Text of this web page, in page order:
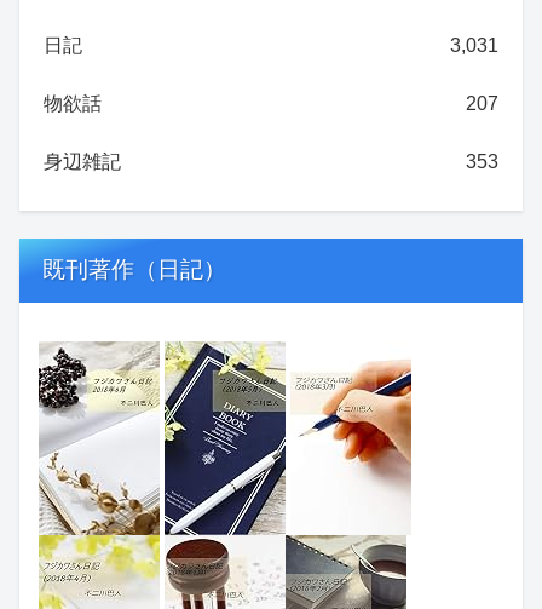
日記 3,031
物欲話 207
身辺雑記 353
既刊著作（日記）